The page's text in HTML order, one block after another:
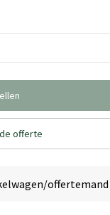
offerte